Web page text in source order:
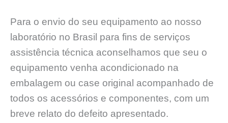
Para o envio do seu equipamento ao nosso
laboratório no Brasil para fins de serviços
assistência técnica aconselhamos que seu o
equipamento venha acondicionado na
embalagem ou case original acompanhado de
todos os acessórios e componentes, com um
breve relato do defeito apresentado.